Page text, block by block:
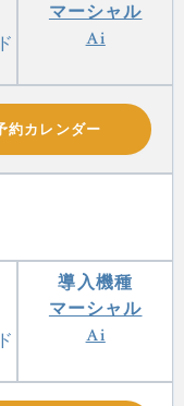
マーシャル
Ai
約カレンダー
導入機種
マーシャル
Ai